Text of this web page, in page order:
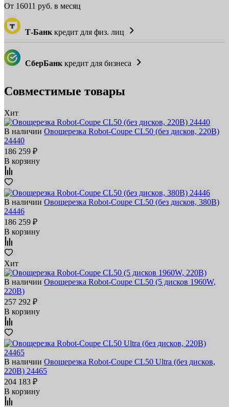
От 16011 руб. в месяц
Т-Банк кредит для физ. лиц
СберБанк кредит для бизнеса
Совместимые товары
Хит
В наличии Овощерезка Robot-Coupe CL50 (без дисков, 220В)
24440
186 259 ₽
В корзину
В наличии Овощерезка Robot-Coupe CL50 (без дисков, 380В)
24446
186 259 ₽
В корзину
Хит
В наличии Овощерезка Robot-Coupe CL50 (5 дисков 1960W,
220В)
257 292 ₽
В корзину
В наличии Овощерезка Robot-Coupe CL50 Ultra (без дисков,
220В) 24465
204 183 ₽
В корзину